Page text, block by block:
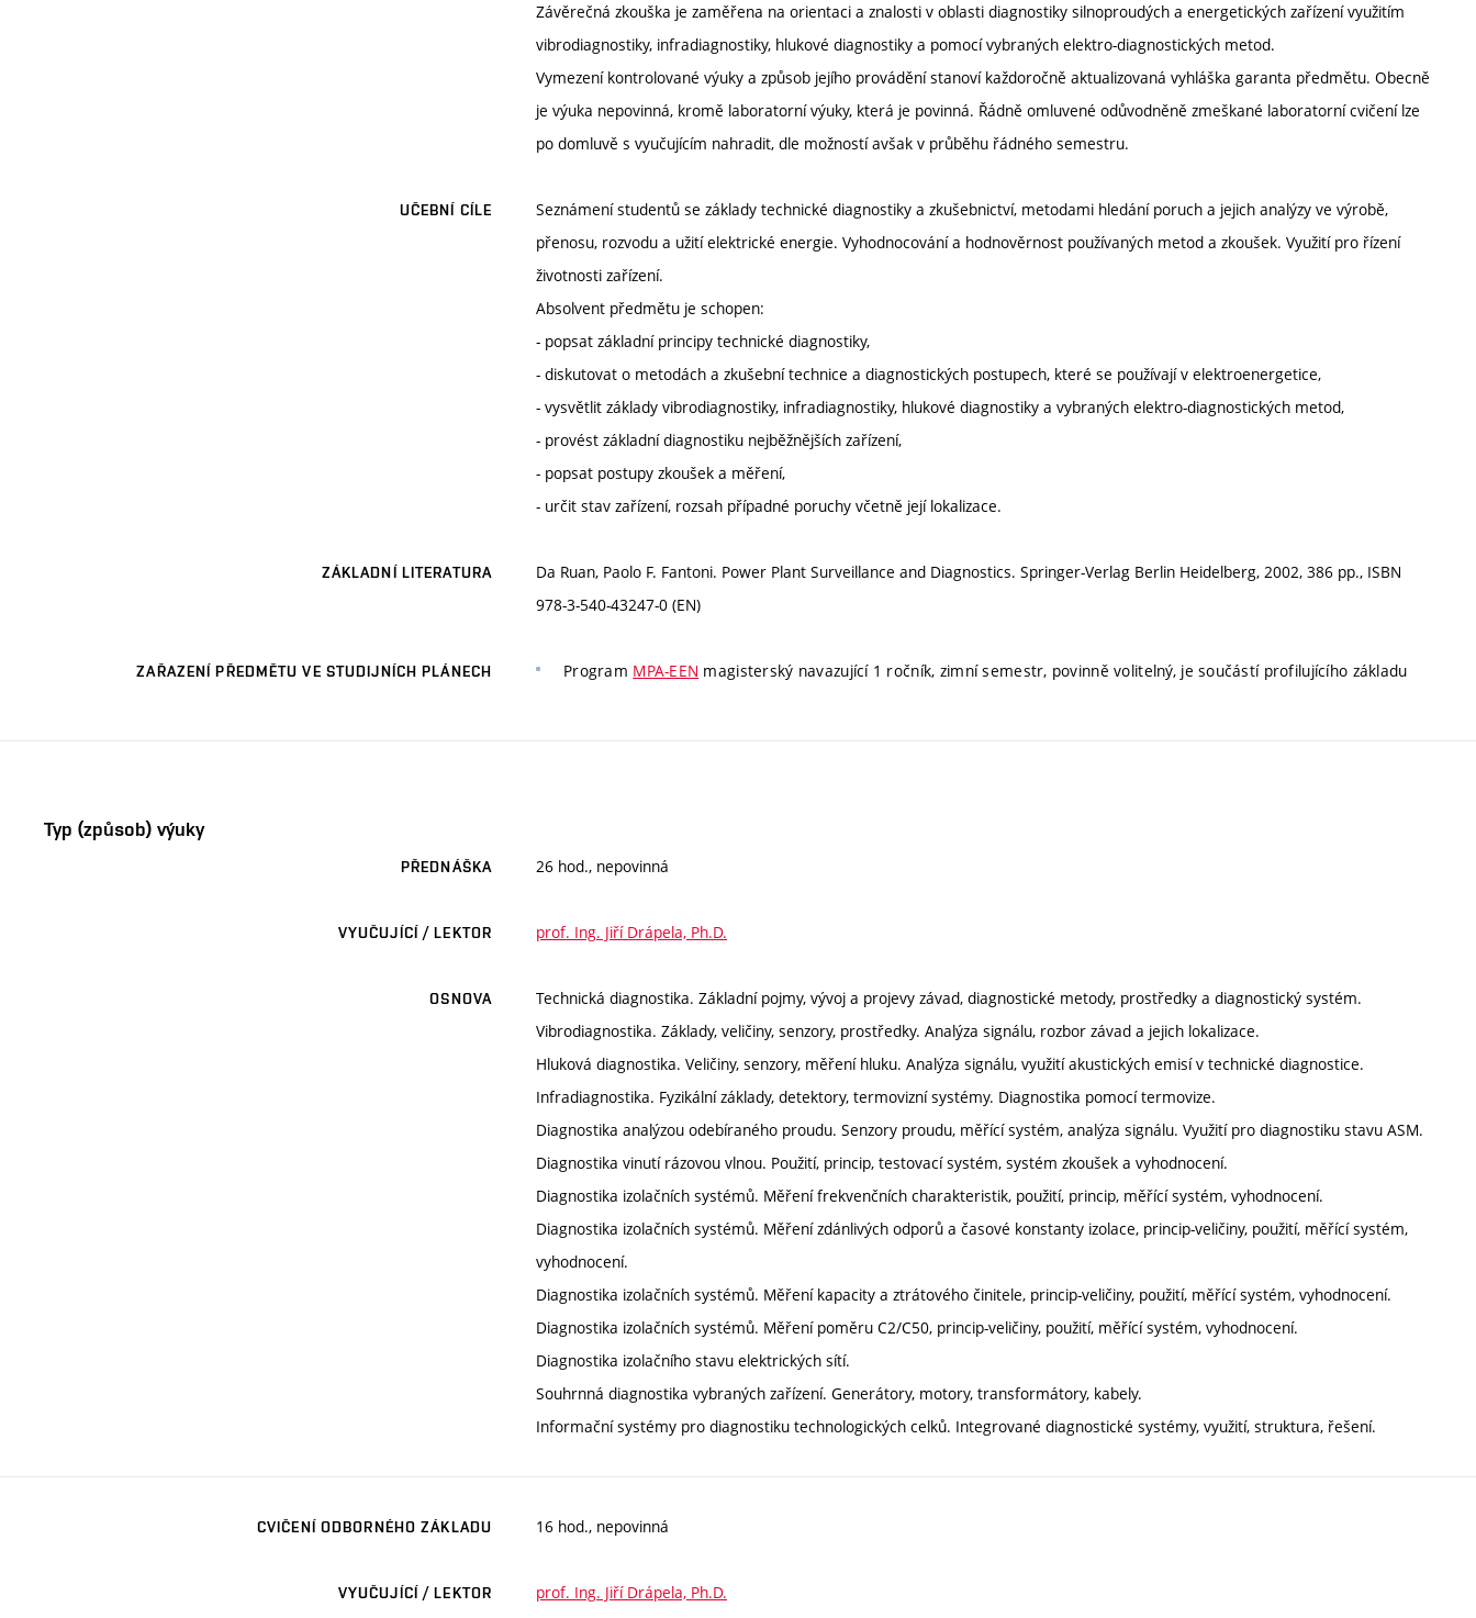
Závěrečná zkouška je zaměřena na orientaci a znalosti v oblasti diagnostiky silnoproudých a energetických zařízení využitím
vibrodiagnostiky, infradiagnostiky, hlukové diagnostiky a pomocí vybraných elektro-diagnostických metod.
Vymezení kontrolované výuky a způsob jejího provádění stanoví každoročně aktualizovaná vyhláška garanta předmětu. Obecně
je výuka nepovinná, kromě laboratorní výuky, která je povinná. Řádně omluvené odůvodněně zmeškané laboratorní cvičení lze
po domluvě s vyučujícím nahradit, dle možností avšak v průběhu řádného semestru.
UČEBNÍ CÍLE
Seznámení studentů se základy technické diagnostiky a zkušebnictví, metodami hledání poruch a jejich analýzy ve výrobě,
přenosu, rozvodu a užití elektrické energie. Vyhodnocování a hodnověrnost používaných metod a zkoušek. Využití pro řízení
životnosti zařízení.
Absolvent předmětu je schopen:
- popsat základní principy technické diagnostiky,
- diskutovat o metodách a zkušební technice a diagnostických postupech, které se používají v elektroenergetice,
- vysvětlit základy vibrodiagnostiky, infradiagnostiky, hlukové diagnostiky a vybraných elektro-diagnostických metod,
- provést základní diagnostiku nejběžnějších zařízení,
- popsat postupy zkoušek a měření,
- určit stav zařízení, rozsah případné poruchy včetně její lokalizace.
ZÁKLADNÍ LITERATURA
Da Ruan, Paolo F. Fantoni. Power Plant Surveillance and Diagnostics. Springer-Verlag Berlin Heidelberg, 2002, 386 pp., ISBN
978-3-540-43247-0 (EN)
ZAŘAZENÍ PŘEDMĚTU VE STUDIJNÍCH PLÁNECH Program MPA-EEN magisterský navazující 1 ročník, zimní semestr, povinně volitelný, je součástí profilujícího základu
Typ (způsob) výuky
PŘEDNÁŠKA 26 hod., nepovinná
VYUČUJÍCÍ / LEKTOR prof. Ing. Jiří Drápela, Ph.D.
OSNOVA
Technická diagnostika. Základní pojmy, vývoj a projevy závad, diagnostické metody, prostředky a diagnostický systém.
Vibrodiagnostika. Základy, veličiny, senzory, prostředky. Analýza signálu, rozbor závad a jejich lokalizace.
Hluková diagnostika. Veličiny, senzory, měření hluku. Analýza signálu, využití akustických emisí v technické diagnostice.
Infradiagnostika. Fyzikální základy, detektory, termovizní systémy. Diagnostika pomocí termovize.
Diagnostika analýzou odebíraného proudu. Senzory proudu, měřící systém, analýza signálu. Využití pro diagnostiku stavu ASM.
Diagnostika vinutí rázovou vlnou. Použití, princip, testovací systém, systém zkoušek a vyhodnocení.
Diagnostika izolačních systémů. Měření frekvenčních charakteristik, použití, princip, měřící systém, vyhodnocení.
Diagnostika izolačních systémů. Měření zdánlivých odporů a časové konstanty izolace, princip-veličiny, použití, měřící systém,
vyhodnocení.
Diagnostika izolačních systémů. Měření kapacity a ztrátového činitele, princip-veličiny, použití, měřící systém, vyhodnocení.
Diagnostika izolačních systémů. Měření poměru C2/C50, princip-veličiny, použití, měřící systém, vyhodnocení.
Diagnostika izolačního stavu elektrických sítí.
Souhrnná diagnostika vybraných zařízení. Generátory, motory, transformátory, kabely.
Informační systémy pro diagnostiku technologických celků. Integrované diagnostické systémy, využití, struktura, řešení.
CVIČENÍ ODBORNÉHO ZÁKLADU 16 hod., nepovinná
VYUČUJÍCÍ / LEKTOR prof. Ing. Jiří Drápela, Ph.D.